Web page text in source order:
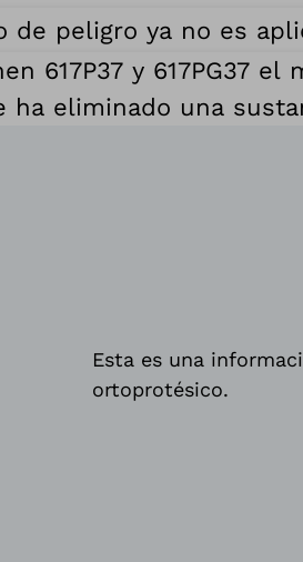
de peligro ya no es
617P37 y 617PG37
ha eliminado una
Esta es una
ortoprotésico.